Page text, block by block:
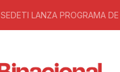
SEDETI LANZA PROGRAMA